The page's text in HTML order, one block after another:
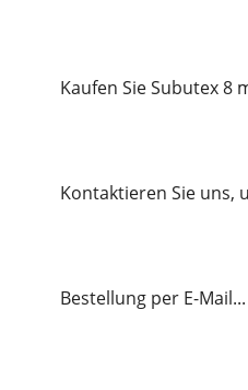
Kaufen Sie Subutex 8
Kontaktieren Sie uns,
Bestellung per E-